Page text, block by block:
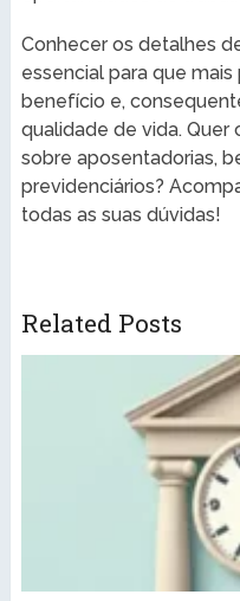
Conhecer os detalhes
essencial para que
benefício e,
qualidade de vida.
sobre aposentadorias,
previdenciários?
todas as suas dúvidas!
Related Posts